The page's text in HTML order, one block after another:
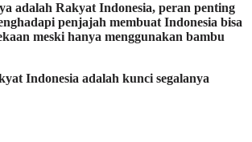
adalah Rakyat Indonesia, peran penting
penjajah membuat Indonesia bisa
meski hanya menggunakan bambu
Indonesia adalah kunci segalanya